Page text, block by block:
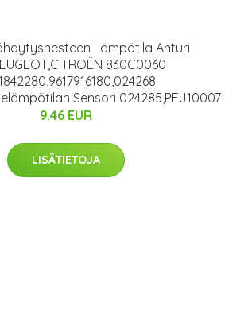
Lämpötila Anturi
830C0060
Sensori 024285,PEJ10007
9.46 EUR
LISÄTIETOJA